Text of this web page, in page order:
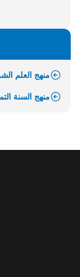
حفظ وشرح
ومعرفة الدروس المستفادة. 6 -
منهج العلم
منهج السنة